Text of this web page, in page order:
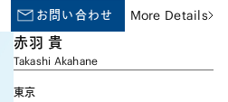
の法律事務所、会計事務所などから
ります。 公益法人やＮＰＯなど
お問い合わせ More Details
赤羽 貴
Takashi Akahane
東京